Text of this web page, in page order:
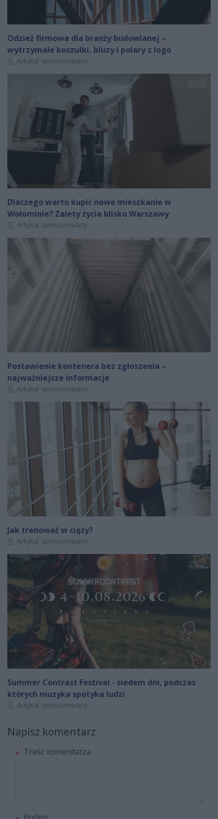
Odzież firmowa dla branży budowlanej –
wytrzymałe koszulki, bluzy i polary z logo
Autor artykułu:
Artykuł sponsorowany
Dlaczego warto kupić nowe mieszkanie w
Wołominie? Zalety życia blisko Warszawy
Autor artykułu:
Artykuł sponsorowany
Postawienie kontenera bez zgłoszenia –
najważniejsze informacje
Autor artykułu:
Artykuł sponsorowany
Jak trenować w ciąży?
Autor artykułu:
Artykuł sponsorowany
Summer Contrast Festival - siedem dni, podczas
których muzyka spotyka ludzi
Autor artykułu:
Artykuł sponsorowany
Napisz komentarz
Treść komentarza